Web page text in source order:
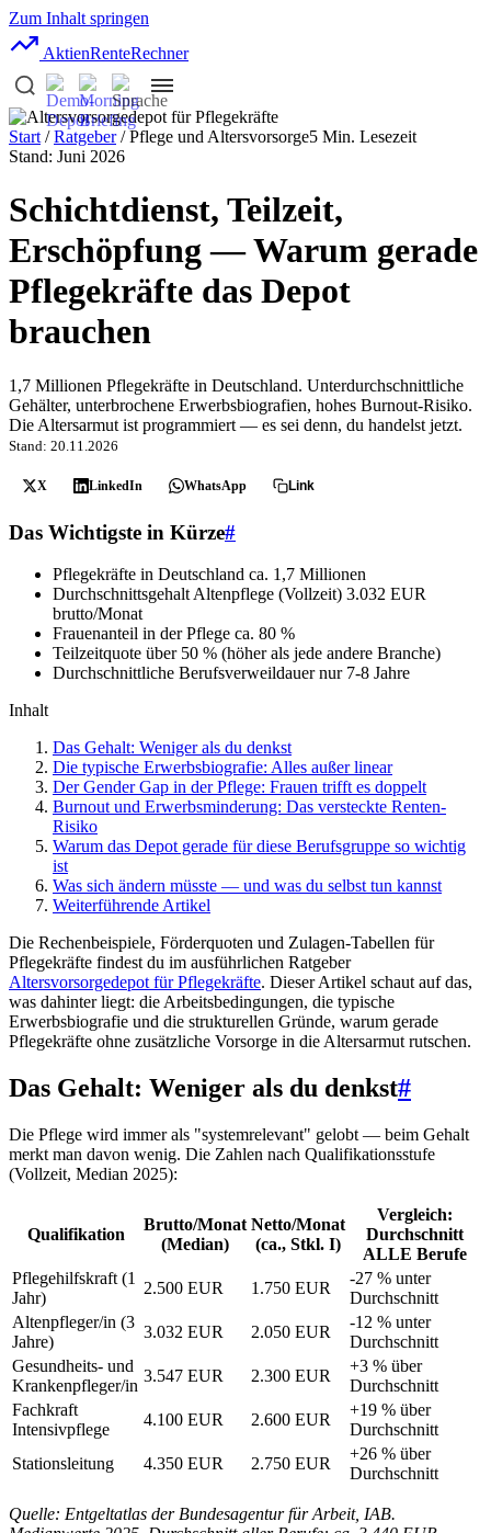
Zum Inhalt springen
AktienRenteRechner
Start /Ratgeber/ Pflege und Altersvorsorge5 Min. Lesezeit
Stand: Juni 2026
Schichtdienst, Teilzeit,
Erschöpfung — Warum gerade
Pflegekräfte das Depot
brauchen
1,7 Millionen Pflegekräfte in Deutschland. Unterdurchschnittliche
Gehälter, unterbrochene Erwerbsbiografien, hohes Burnout-Risiko.
Die Altersarmut ist programmiert — es sei denn, du handelst jetzt.
Stand: 20.11.2026
X LinkedIn WhatsApp Link
Das Wichtigste in Kürze#
Pflegekräfte in Deutschland ca. 1,7 Millionen
Durchschnittsgehalt Altenpflege (Vollzeit) 3.032 EUR
brutto/Monat
Frauenanteil in der Pflege ca. 80 %
Teilzeitquote über 50 % (höher als jede andere Branche)
Durchschnittliche Berufsverweildauernur 7-8 Jahre
Inhalt
Das Gehalt: Weniger als du denkst
Die typische Erwerbsbiografie: Alles außer linear
Der Gender Gap in der Pflege: Frauen trifft es doppelt
Burnout und Erwerbsminderung: Das versteckte Renten-
Risiko
Warum das Depot gerade für diese Berufsgruppe so wichtig
ist
Was sich ändern müsste — und was du selbst tun kannst
Weiterführende Artikel
Die Rechenbeispiele, Förderquoten und Zulagen-Tabellen für
Pflegekräfte findest du im ausführlichen Ratgeber
Altersvorsorgedepot für Pflegekräfte. Dieser Artikel schaut auf das,
was dahinter liegt: die Arbeitsbedingungen, die typische
Erwerbsbiografie und die strukturellen Gründe, warum gerade
Pflegekräfte ohne zusätzliche Vorsorge in die Altersarmut rutschen.
Das Gehalt: Weniger als du denkst#
Die Pflege wird immer als "systemrelevant" gelobt — beim Gehalt
merkt man davon wenig. Die Zahlen nach Qualifikationsstufe
(Vollzeit, Median 2025):
Qualifikation
Brutto/Monat
(Median)
Netto/Monat
(ca., Stkl. I)
Vergleich:
Durchschnitt
ALLE Berufe
Pflegehilfskraft (1
Jahr)
2.500 EUR 1.750 EUR
-27 % unter
Durchschnitt
Altenpfleger/in (3
Jahre)
3.032 EUR 2.050 EUR
-12 % unter
Durchschnitt
Gesundheits- und
Krankenpfleger/in
3.547 EUR 2.300 EUR
+3 % über
Durchschnitt
Fachkraft
Intensivpflege
4.100 EUR 2.600 EUR
+19 % über
Durchschnitt
Stationsleitung
4.350 EUR 2.750 EUR
+26 % über
Durchschnitt
Quelle: Entgeltatlas der Bundesagentur für Arbeit, IAB.